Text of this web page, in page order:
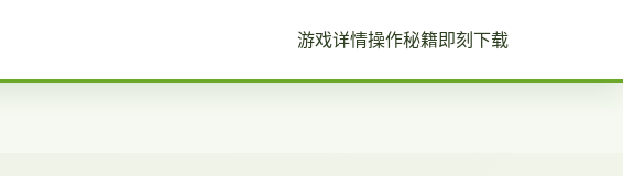
游戏详情操作秘籍即刻下载